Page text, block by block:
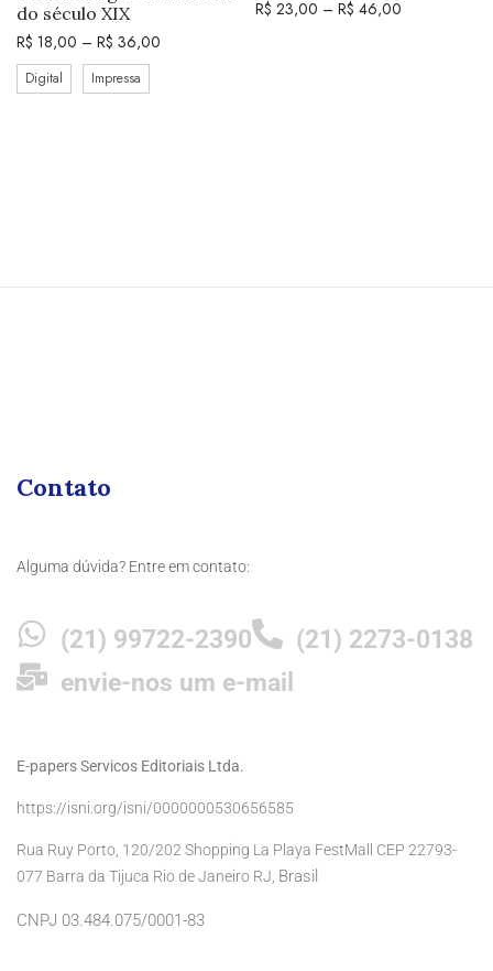
do século XIX
R$ 18,00 – R$ 36,00
Digital Impressa
R$ 23,00 – R$ 46,00
Contato
Alguma dúvida? Entre em contato:
(21) 99722-2390
(21) 2273-0138
envie-nos um e-mail
E-papers Servicos Editoriais Ltda.
https://isni.org/isni/0000000530656585
Rua Ruy Porto, 120/202 Shopping La Playa FestMall CEP 22793-
077 Barra da Tijuca Rio de Janeiro RJ, Brasil
CNPJ 03.484.075/0001-83